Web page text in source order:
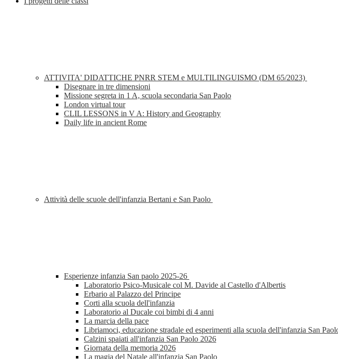
ATTIVITA' DIDATTICHE PNRR STEM e MULTILINGUISMO (DM 65/2023)
Disegnare in tre dimensioni
Missione segreta in 1 A, scuola secondaria San Paolo
London virtual tour
CLIL LESSONS in V A: History and Geography
Daily life in ancient Rome
Attività delle scuole dell'infanzia Bertani e San Paolo
Esperienze infanzia San paolo 2025-26
Laboratorio Psico-Musicale col M. Davide al Castello d'Albertis
Erbario al Palazzo del Principe
Corti alla scuola dell'infanzia
Laboratorio al Ducale coi bimbi di 4 anni
La marcia della pace
Libriamoci, educazione stradale ed esperimenti alla scuola dell'infanzia San
Calzini spaiati all'infanzia San Paolo 2026
Giornata della memoria 2026
La magia del Natale all'infanzia San Paolo